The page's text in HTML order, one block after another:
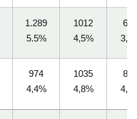
1.289
5.5%
1012
4,5%
676
974
4,4%
1035
4,8%
841